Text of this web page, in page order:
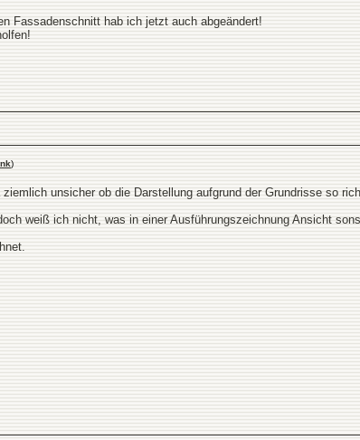
Fassadenschnitt hab ich jetzt auch abgeändert!
)
unsicher ob die Darstellung aufgrund der Grundrisse so
weiß ich nicht, was in einer Ausführungszeichnung Ansicht